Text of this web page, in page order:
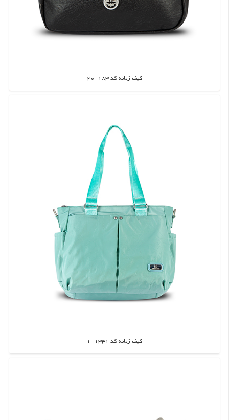
کیف زنانه کد 183-20
اطلاعات بیشتر
کیف زنانه کد 1331-1
اطلاعات بیشتر